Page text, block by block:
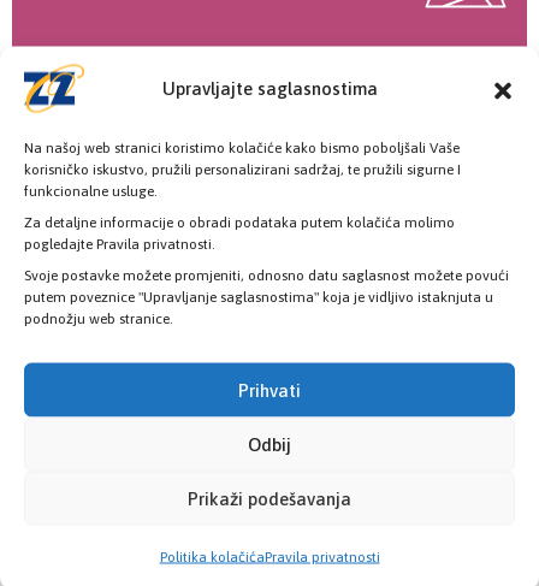
Upravljajte saglasnostima
Na našoj web stranici koristimo kolačiće kako bismo poboljšali Vaše
korisničko iskustvo, pružili personalizirani sadržaj, te pružili sigurne I
funkcionalne usluge.
Za detaljne informacije o obradi podataka putem kolačića molimo
pogledajte Pravila privatnosti.
Svoje postavke možete promjeniti, odnosno datu saglasnost možete povući
putem poveznice "Upravljanje saglasnostima" koja je vidljivo istaknjuta u
podnožju web stranice.
Prihvati
Odbij
Prikaži podešavanja
Politika kolačićaPravila privatnosti
Poslovnice
Šest poslovnica zdravstvenog osiguranja
KONTAKT INFORMACIJE
Pozovite nas
+387 33 725 257
Ložionička br.2, 71 000 Sarajevo